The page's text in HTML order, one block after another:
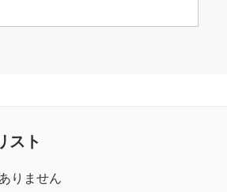
スト
りません